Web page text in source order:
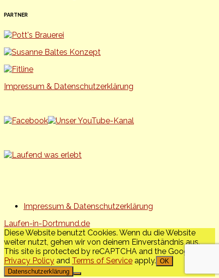
PARTNER
Impressum & Datenschutzerklärung
Impressum & Datenschutzerklärung
Laufen-in-Dortmund.de
Diese Website benutzt Cookies. Wenn du die Website
weiter nutzt, gehen wir von deinem Einverständnis aus.
This site is protected by reCAPTCHA and the Google
Privacy Policy and Terms of Service apply. OK
Datenschutzerklärung